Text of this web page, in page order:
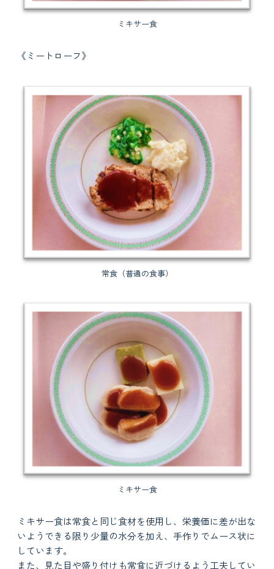
ミキサー食
《ミートローフ》
常食（普通の食事）
ミキサー食
ミキサー食は常食と同じ食材を使用し、栄養価に差が出な
いようできる限り少量の水分を加え、手作りでムース状に
しています。
また、見た目や盛り付けも常食に近づけるよう工夫してい